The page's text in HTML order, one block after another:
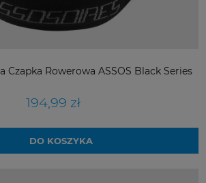
Czapka Rowerowa ASSOS Black Series
194,99 zł
DO KOSZYKA